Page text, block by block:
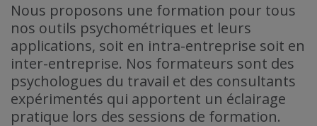
Nous proposons une formation pour tous
nos outils psychométriques et leurs
applications, soit en intra-entreprise soit en
inter-entreprise. Nos formateurs sont des
psychologues du travail et des consultants
expérimentés qui apportent un éclairage
pratique lors des sessions de formation.